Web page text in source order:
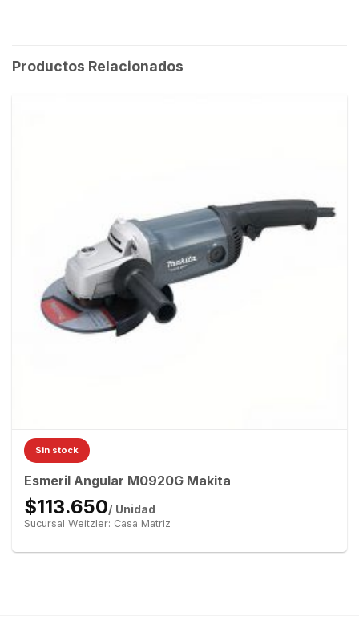
Productos Relacionados
Sin stock
Esmeril Angular M0920G Makita
$113.650/ Unidad
Sucursal Weitzler: Casa Matriz